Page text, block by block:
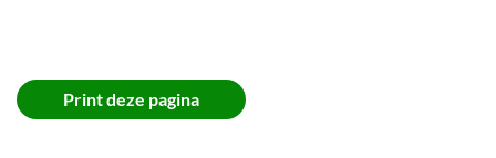
Print deze pagina